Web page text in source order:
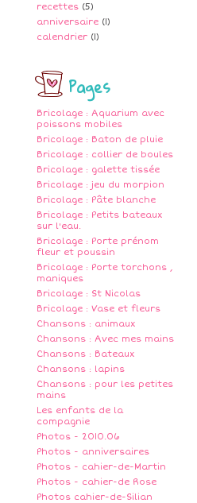
recettes (5)
anniversaire (1)
calendrier (1)
Pages
Bricolage : Aquarium avec
poissons mobiles
Bricolage : Baton de pluie
Bricolage : collier de boules
Bricolage : galette tissée
Bricolage : jeu du morpion
Bricolage : Pâte blanche
Bricolage : Petits bateaux
sur l'eau.
Bricolage : Porte prénom
fleur et poussin
Bricolage : Porte torchons ,
maniques
Bricolage : St Nicolas
Bricolage : Vase et fleurs
Chansons : animaux
Chansons : Avec mes mains
Chansons : Bateaux
Chansons : lapins
Chansons : pour les petites
mains
Les enfants de la
compagnie
Photos - 2010.06
Photos - anniversaires
Photos - cahier-de-Martin
Photos - cahier-de Rose
Photos cahier-de-Silian